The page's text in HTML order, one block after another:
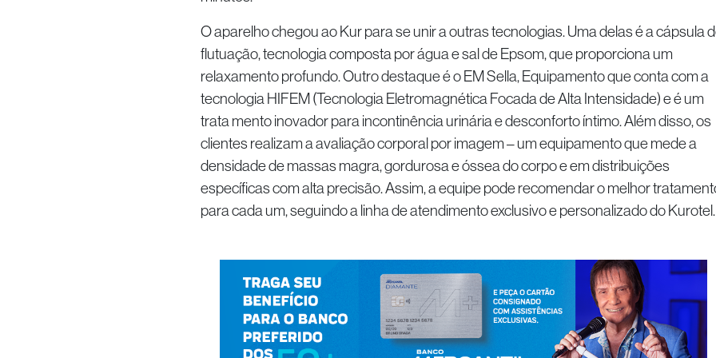
O aparelho chegou ao Kur para se unir a outras tecnologias. Uma delas é a cápsula
flutuação, tecnologia composta por água e sal de Epsom, que proporciona um
relaxamento profundo. Outro destaque é o EM Sella, Equipamento que conta com a
tecnologia HIFEM (Tecnologia Eletromagnética Focada de Alta Intensidade) e é um
trata mento inovador para incontinência urinária e desconforto íntimo. Além disso, os
clientes realizam a avaliação corporal por imagem – um equipamento que mede a
densidade de massas magra, gordurosa e óssea do corpo e em distribuições
específicas com alta precisão. Assim, a equipe pode recomendar o melhor
para cada um, seguindo a linha de atendimento exclusivo e personalizado do Kurotel.